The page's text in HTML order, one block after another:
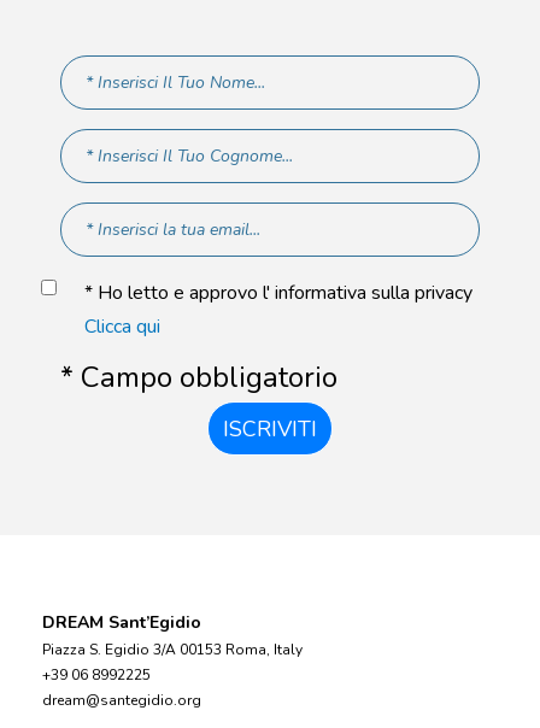
* Ho letto e approvo l' informativa sulla privacy
Clicca qui
* Campo obbligatorio
ISCRIVITI
DREAM Sant’Egidio
Piazza S. Egidio 3/A 00153 Roma, Italy
+39 06 8992225
dream@santegidio.org